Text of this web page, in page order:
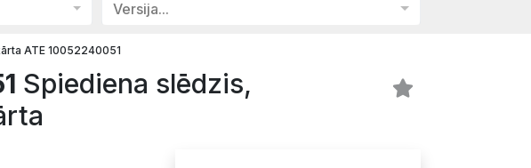
Versija...
ATE 10052240051
Spiediena slēdzis,